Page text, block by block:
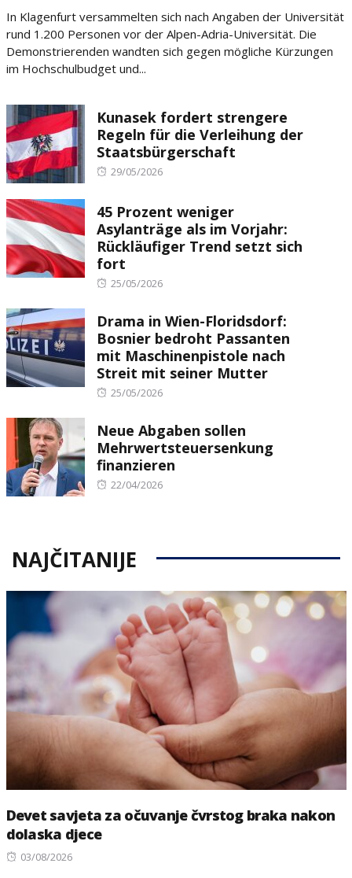
In Klagenfurt versammelten sich nach Angaben der Universität
rund 1.200 Personen vor der Alpen-Adria-Universität. Die
Demonstrierenden wandten sich gegen mögliche Kürzungen
im Hochschulbudget und...
Kunasek fordert strengere
Regeln für die Verleihung der
Staatsbürgerschaft
Posted
29/05/2026
45 Prozent weniger
Asylanträge als im Vorjahr:
Rückläufiger Trend setzt sich
fort
Posted
25/05/2026
Drama in Wien-Floridsdorf:
Bosnier bedroht Passanten
mit Maschinenpistole nach
Streit mit seiner Mutter
Posted
25/05/2026
Neue Abgaben sollen
Mehrwertsteuersenkung
finanzieren
Posted
22/04/2026
NAJČITANIJE
Devet savjeta za očuvanje čvrstog braka nakon
dolaska djece
Posted
03/08/2026